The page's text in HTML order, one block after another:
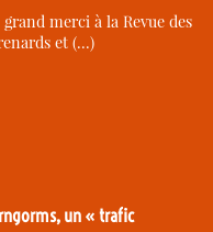
merci à la Revue des
et (…)
un « trafic